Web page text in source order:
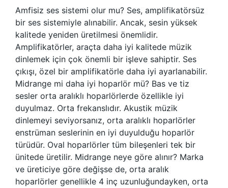
Amfisiz ses sistemi olur mu? Ses, amplifikatörsüz
bir ses sistemiyle alınabilir. Ancak, sesin yüksek
kalitede yeniden üretilmesi önemlidir.
Amplifikatörler, araçta daha iyi kalitede müzik
dinlemek için çok önemli bir işleve sahiptir. Ses
çıkışı, özel bir amplifikatörle daha iyi ayarlanabilir.
Midrange mi daha iyi hoparlör mü? Bas ve tiz
sesler orta aralıklı hoparlörlerde özellikle iyi
duyulmaz. Orta frekanslıdır. Akustik müzik
dinlemeyi seviyorsanız, orta aralıklı hoparlörler
enstrüman seslerinin en iyi duyulduğu hoparlör
türüdür. Oval hoparlörler tüm bileşenleri tek bir
ünitede üretilir. Midrange neye göre alınır? Marka
ve üreticiye göre değişse de, orta aralık
hoparlörler genellikle 4 inç uzunluğundayken, orta